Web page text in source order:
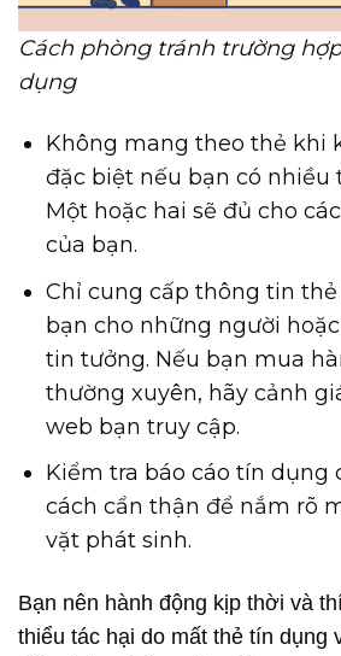
Cách phòng tránh trường
dụng
Không mang theo thẻ khi
đặc biệt nếu bạn có nhiều
Một hoặc hai sẽ đủ cho
của bạn.
Chỉ cung cấp thông tin
bạn cho những người
tin tưởng. Nếu bạn mua
thường xuyên, hãy cảnh
web bạn truy cập.
Kiểm tra báo cáo tín dụng
cách cẩn thận để nắm rõ
vặt phát sinh.
Bạn nên hành động kịp thời và
thiểu tác hại do mất thẻ tín dụng